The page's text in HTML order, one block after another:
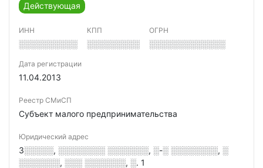
Действующая
ИНН
░░░░░░░░░░
КПП
░░░░░░░░░
ОГРН
░░░░░░░░░░░░░
Дата регистрации
11.04.2013
Реестр СМиСП
Субъект малого предпринимательства
Юридический адрес
3░░░░░, ░░░░░░░░ ░░░░░░░, ░-░ ░░░░░░░░, ░
░░░░░░░, ░░░ ░░░░░░░, ░. 1